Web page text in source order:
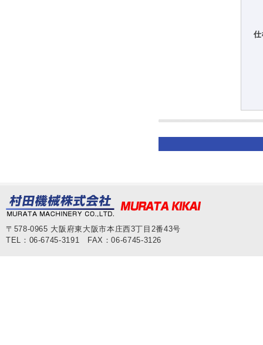
〒578-0965 大阪府東大阪市本庄西3丁目2番43号
TEL：06-6745-3191 FAX：06-6745-3126